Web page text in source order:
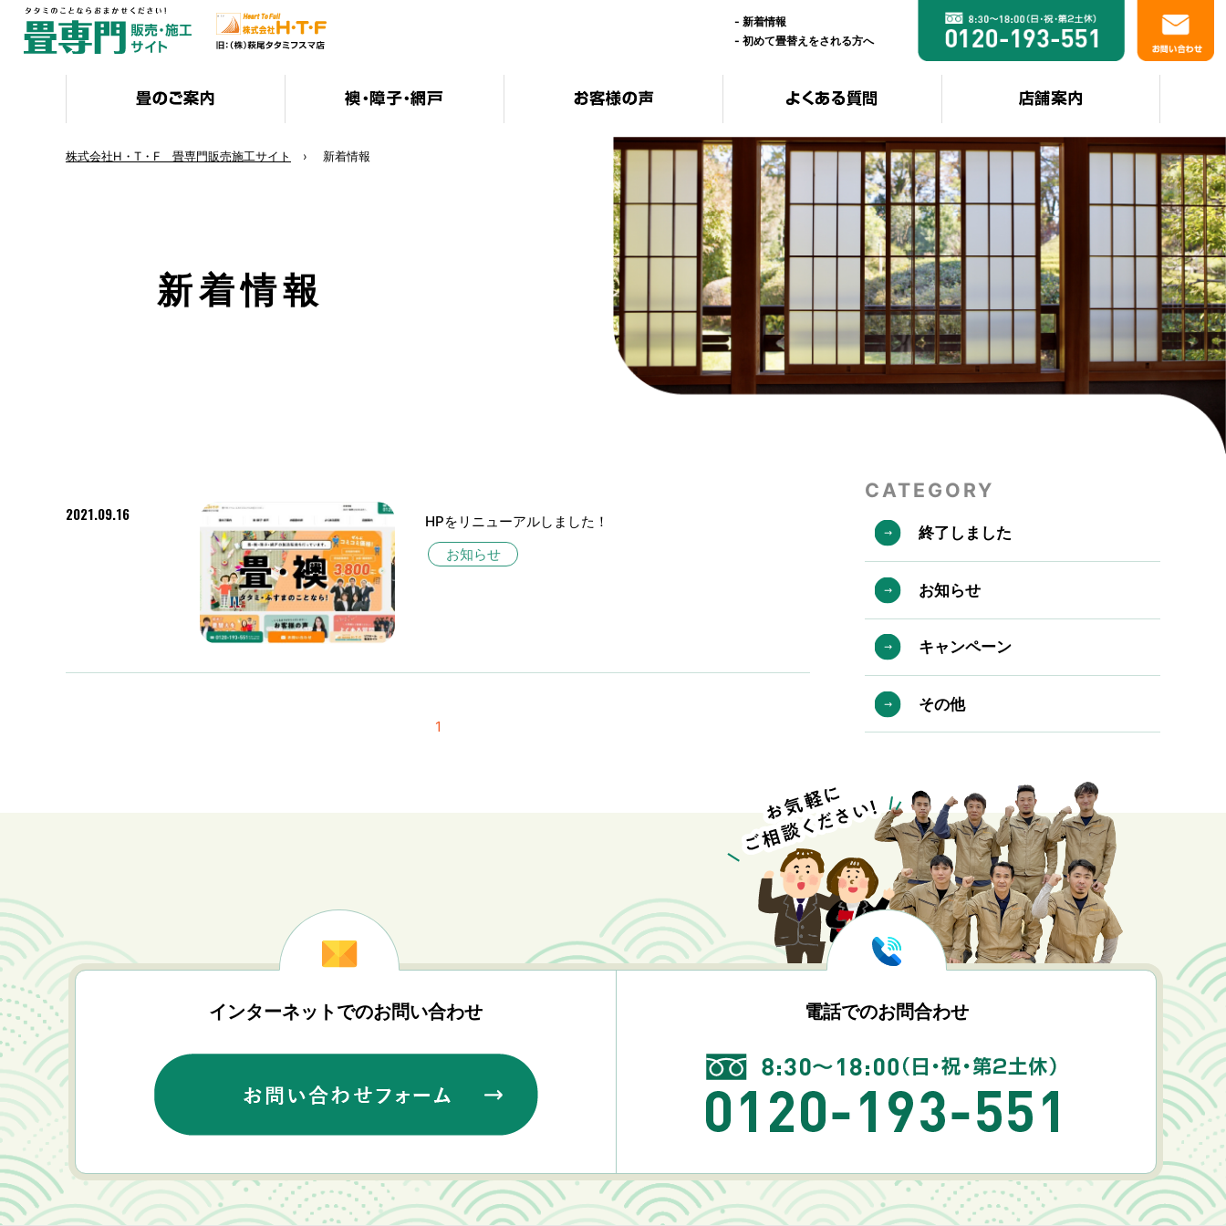
-新着情報
-初めて畳替えをされる方へ
株式会社H・T・F 畳専門販売施工サイト 新着情報
新着情報
2021.09.16
HPをリニューアルしました！
お知らせ
1
CATEGORY
終了しました
お知らせ
キャンペーン
その他
インターネットでのお問い合わせ 電話でのお問合わせ